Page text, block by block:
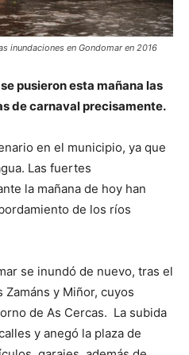
inundaciones en Gondomar en 2016
pusieron esta mañana las
de carnaval precisamente.
en el municipio, ya que
Las fuertes
la mañana de hoy han
de los ríos
se inundó de nuevo, tras el
y Miñor, cuyos
de As Cercas. La subida
y anegó la plaza de